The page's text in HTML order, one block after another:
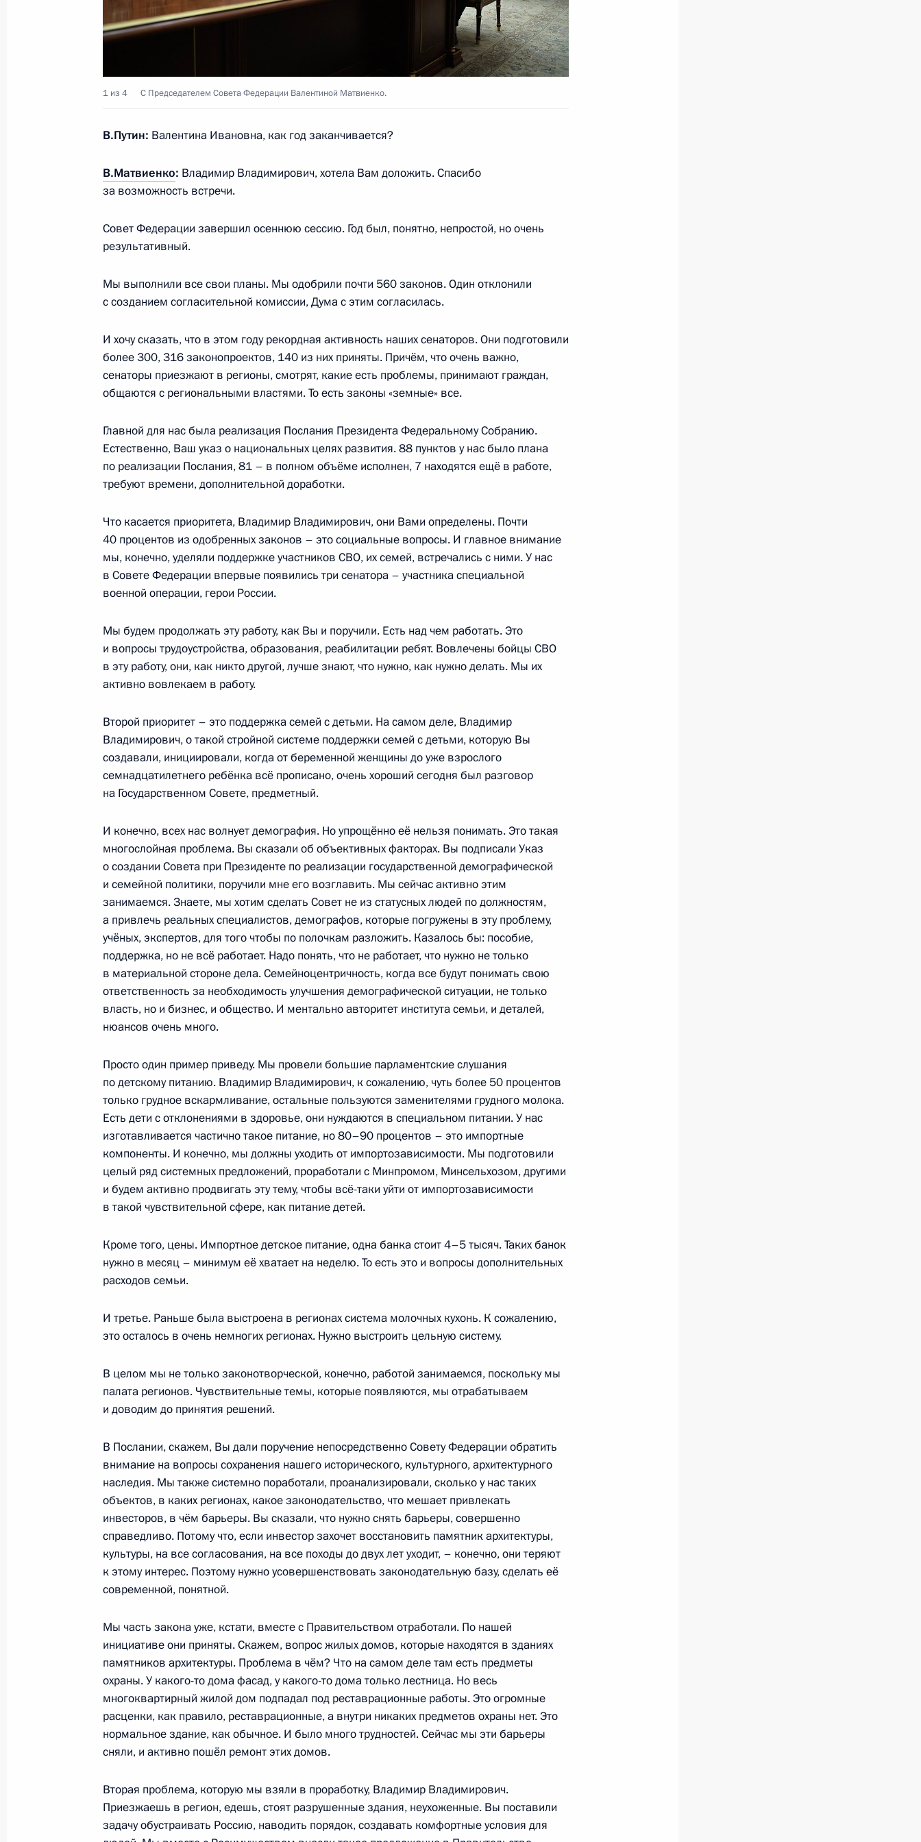
Неформальная встреча глав государств СНГ
25 декабря 2024 года, 13:45
13 10м
24 декабря 2024 года, вторник
Встреча с Президентом Таджикистана Эмомали Рахмоном
Михаилом Пиотровским
24 декабря 2024 года, 17:15 Санкт-Петербург
24 декабря 2024 года, 16:30
Телефонный разговор с Президентом Азербайджана Ильхамом
24 декабря 2024 года, 11:50
23 декабря 2024 года, понедельник
Совещание по экономическим вопросам
23 декабря 2024 года, 13:30 Москва, Кремль
22 декабря 2024 года, воскресенье
Встреча с Премьер-министром Словакии Робертом Фицо
22 декабря 2024 года, 19:40 Москва, Кремль
Открытие объектов транспортной инфраструктуры
22 декабря 2024 года, 14:10 Москва, Кремль
4
21 декабря 2024 года, суббота
Президент провёл телефонный разговор с главой Татарстана
Рустамом Миннихановым
21 декабря 2024 года, 19:30
Встреча с Председателем Совета Федерации Валентиной
Матвиенко
20 декабря 2024 года, 22:30 Москва, Кремль
4
Заседание Государственного Совета
20 декабря 2024 года, 18:40 Москва, Кремль
Видеообращение по случаю Дня работника органов
безопасности
20 декабря 2024 года, 00:00
19 декабря 2024 года, четверг
Телефонный разговор с Президентом Узбекистана Шавкатом
19 декабря 2024 года, 20:40
Встреча с Председателем Государственной Думы Вячеславом
Володиным
19 декабря 2024 года, 20:30 Москва, Кремль
«Итоги года с Владимиром Путиным»
19 декабря 2024 года, 17:00 Москва
Итоги года с Владимиром Путиным
19 декабря 2024 года, 16:30
36
16 декабря 2024 года, понедельник
Встреча с представителями деловых кругов
1 из 4 С Председателем Совета Федерации Валентиной Матвиенко.
В.Путин: Валентина Ивановна, как год заканчивается?
В.Матвиенко: Владимир Владимирович, хотела Вам доложить. Спасибо
за возможность встречи.
Совет Федерации завершил осеннюю сессию. Год был, понятно, непростой, но очень
результативный.
Мы выполнили все свои планы. Мы одобрили почти 560 законов. Один отклонили
с созданием согласительной комиссии, Дума с этим согласилась.
И хочу сказать, что в этом году рекордная активность наших сенаторов. Они подготовили
более 300, 316 законопроектов, 140 из них приняты. Причём, что очень важно,
сенаторы приезжают в регионы, смотрят, какие есть проблемы, принимают граждан,
общаются с региональными властями. То есть законы «земные» все.
Главной для нас была реализация Послания Президента Федеральному Собранию.
Естественно, Ваш указ о национальных целях развития. 88 пунктов у нас было плана
по реализации Послания, 81 – в полном объёме исполнен, 7 находятся ещё в работе,
требуют времени, дополнительной доработки.
Что касается приоритета, Владимир Владимирович, они Вами определены. Почти
40 процентов из одобренных законов – это социальные вопросы. И главное внимание
мы, конечно, уделяли поддержке участников СВО, их семей, встречались с ними. У нас
в Совете Федерации впервые появились три сенатора – участника специальной
военной операции, герои России.
Мы будем продолжать эту работу, как Вы и поручили. Есть над чем работать. Это
и вопросы трудоустройства, образования, реабилитации ребят. Вовлечены бойцы СВО
в эту работу, они, как никто другой, лучше знают, что нужно, как нужно делать. Мы их
активно вовлекаем в работу.
Второй приоритет – это поддержка семей с детьми. На самом деле, Владимир
Владимирович, о такой стройной системе поддержки семей с детьми, которую Вы
создавали, инициировали, когда от беременной женщины до уже взрослого
семнадцатилетнего ребёнка всё прописано, очень хороший сегодня был разговор
на Государственном Совете, предметный.
И конечно, всех нас волнует демография. Но упрощённо её нельзя понимать. Это такая
многослойная проблема. Вы сказали об объективных факторах. Вы подписали Указ
о создании Совета при Президенте по реализации государственной демографической
и семейной политики, поручили мне его возглавить. Мы сейчас активно этим
занимаемся. Знаете, мы хотим сделать Совет не из статусных людей по должностям,
а привлечь реальных специалистов, демографов, которые погружены в эту проблему,
учёных, экспертов, для того чтобы по полочкам разложить. Казалось бы: пособие,
поддержка, но не всё работает. Надо понять, что не работает, что нужно не только
в материальной стороне дела. Семейноцентричность, когда все будут понимать свою
ответственность за необходимость улучшения демографической ситуации, не только
власть, но и бизнес, и общество. И ментально авторитет института семьи, и деталей,
нюансов очень много.
Просто один пример приведу. Мы провели большие парламентские слушания
по детскому питанию. Владимир Владимирович, к сожалению, чуть более 50 процентов
только грудное вскармливание, остальные пользуются заменителями грудного молока.
Есть дети с отклонениями в здоровье, они нуждаются в специальном питании. У нас
изготавливается частично такое питание, но 80–90 процентов – это импортные
компоненты. И конечно, мы должны уходить от импортозависимости. Мы подготовили
целый ряд системных предложений, проработали с Минпромом, Минсельхозом, другими
и будем активно продвигать эту тему, чтобы всё-таки уйти от импортозависимости
в такой чувствительной сфере, как питание детей.
Кроме того, цены. Импортное детское питание, одна банка стоит 4–5 тысяч. Таких банок
нужно в месяц – минимум её хватает на неделю. То есть это и вопросы дополнительных
расходов семьи.
И третье. Раньше была выстроена в регионах система молочных кухонь. К сожалению,
это осталось в очень немногих регионах. Нужно выстроить цельную систему.
В целом мы не только законотворческой, конечно, работой занимаемся, поскольку мы
палата регионов. Чувствительные темы, которые появляются, мы отрабатываем
и доводим до принятия решений.
В Послании, скажем, Вы дали поручение непосредственно Совету Федерации обратить
внимание на вопросы сохранения нашего исторического, культурного, архитектурного
наследия. Мы также системно поработали, проанализировали, сколько у нас таких
объектов, в каких регионах, какое законодательство, что мешает привлекать
инвесторов, в чём барьеры. Вы сказали, что нужно снять барьеры, совершенно
справедливо. Потому что, если инвестор захочет восстановить памятник архитектуры,
культуры, на все согласования, на все походы до двух лет уходит, – конечно, они теряют
к этому интерес. Поэтому нужно усовершенствовать законодательную базу, сделать её
современной, понятной.
Мы часть закона уже, кстати, вместе с Правительством отработали. По нашей
инициативе они приняты. Скажем, вопрос жилых домов, которые находятся в зданиях
памятников архитектуры. Проблема в чём? Что на самом деле там есть предметы
охраны. У какого-то дома фасад, у какого-то дома только лестница. Но весь
многоквартирный жилой дом подпадал под реставрационные работы. Это огромные
расценки, как правило, реставрационные, а внутри никаких предметов охраны нет. Это
нормальное здание, как обычное. И было много трудностей. Сейчас мы эти барьеры
сняли, и активно пошёл ремонт этих домов.
Вторая проблема, которую мы взяли в проработку, Владимир Владимирович.
Приезжаешь в регион, едешь, стоят разрушенные здания, неухоженные. Вы поставили
задачу обустраивать Россию, наводить порядок, создавать комфортные условия для